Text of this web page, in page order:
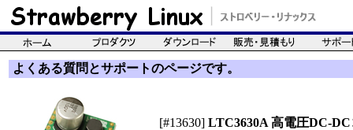
よくある質問とサポートのページです。
[#13630] LTC3630A 高電圧DC-